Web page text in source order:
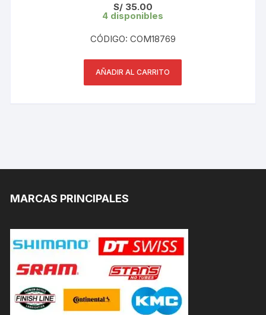
S/35.00
4 disponibles
CÓDIGO: COM18769
AÑADIR AL CARRITO
MARCAS PRINCIPALES